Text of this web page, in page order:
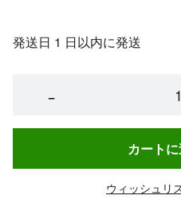
発送日 1 日以内に発送
−
カート
ウィッシュリ